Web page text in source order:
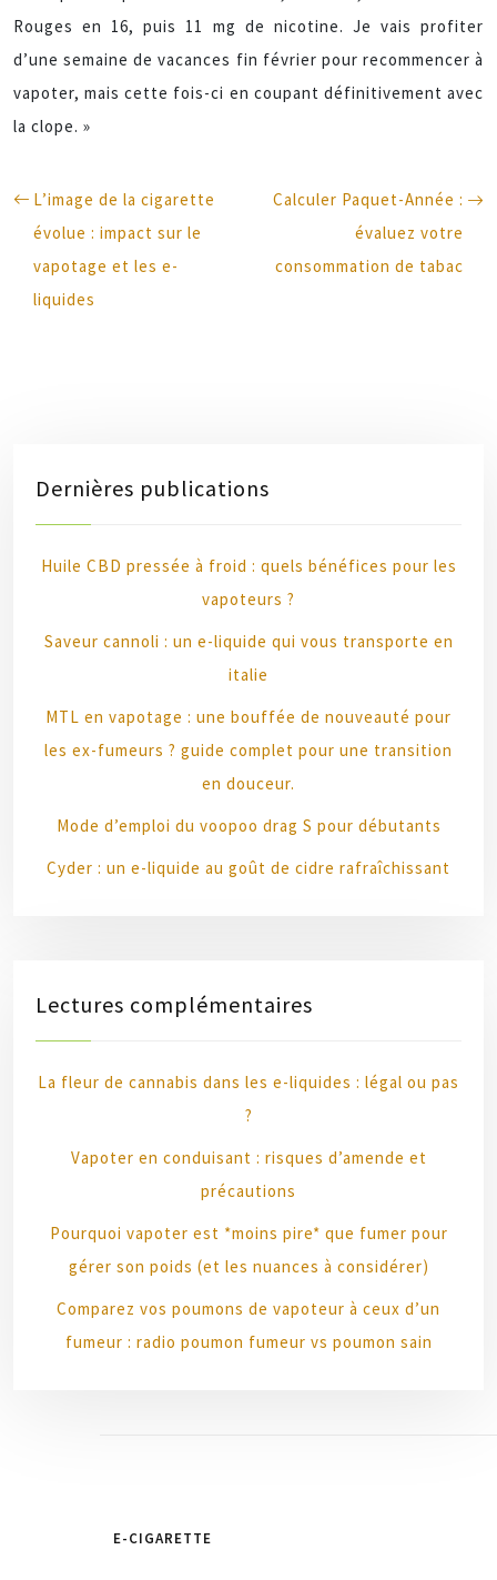
Rouges en 16, puis 11 mg de nicotine. Je vais profiter
d’une semaine de vacances fin février pour recommencer à
vapoter, mais cette fois-ci en coupant définitivement avec
la clope. »
L’image de la cigarette
évolue : impact sur le
vapotage et les e-
liquides
Calculer Paquet-Année :
évaluez votre
consommation de tabac
Dernières publications
Huile CBD pressée à froid : quels bénéfices pour les
vapoteurs ?
Saveur cannoli : un e-liquide qui vous transporte en
italie
MTL en vapotage : une bouffée de nouveauté pour
les ex-fumeurs ? guide complet pour une transition
en douceur.
Mode d’emploi du voopoo drag S pour débutants
Cyder : un e-liquide au goût de cidre rafraîchissant
Lectures complémentaires
La fleur de cannabis dans les e-liquides : légal ou pas
?
Vapoter en conduisant : risques d’amende et
précautions
Pourquoi vapoter est *moins pire* que fumer pour
gérer son poids (et les nuances à considérer)
Comparez vos poumons de vapoteur à ceux d’un
fumeur : radio poumon fumeur vs poumon sain
E-CIGARETTE